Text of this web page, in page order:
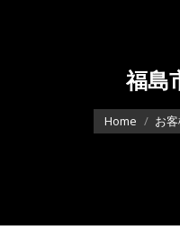
福島
You are
Home お